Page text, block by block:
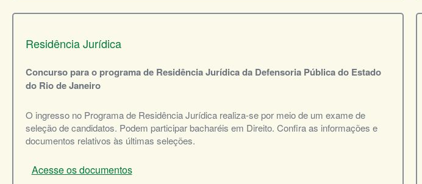
Residência Jurídica
Concurso para o programa de Residência Jurídica da Defensoria Pública do Estado
do Rio de Janeiro
O ingresso no Programa de Residência Jurídica realiza-se por meio de um exame de
seleção de candidatos. Podem participar bacharéis em Direito. Confira as informações e
documentos relativos às últimas seleções.
Acesse os documentos